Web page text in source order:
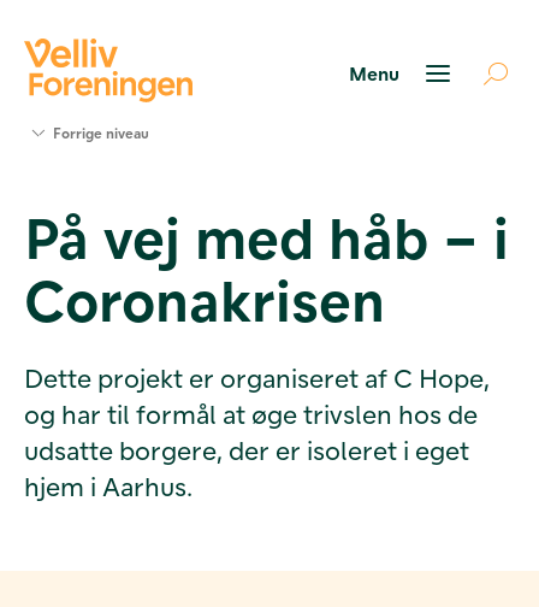
Værktøjer
og viden
Om Velliv
Foreningen
Forrige niveau
På vej med håb – i
Coronakrisen
Dette projekt er organiseret af C Hope,
og har til formål at øge trivslen hos de
udsatte borgere, der er isoleret i eget
hjem i Aarhus.